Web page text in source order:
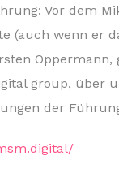
Vor dem
(auch wenn er
group, über
der